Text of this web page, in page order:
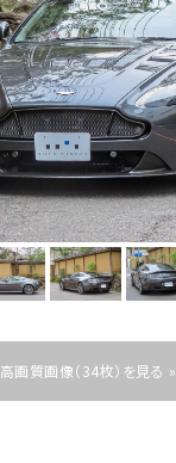
高画質画像（34枚）を見る »